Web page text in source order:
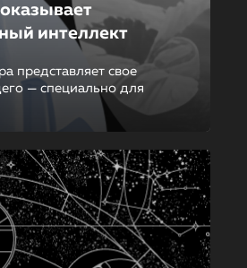
интеллект
представляет свое
— специально для